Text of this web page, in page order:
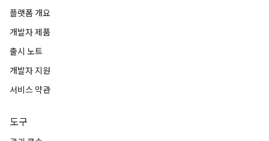
플랫폼 개요
개발자 제품
출시 노트
개발자 지원
서비스 약관
도구